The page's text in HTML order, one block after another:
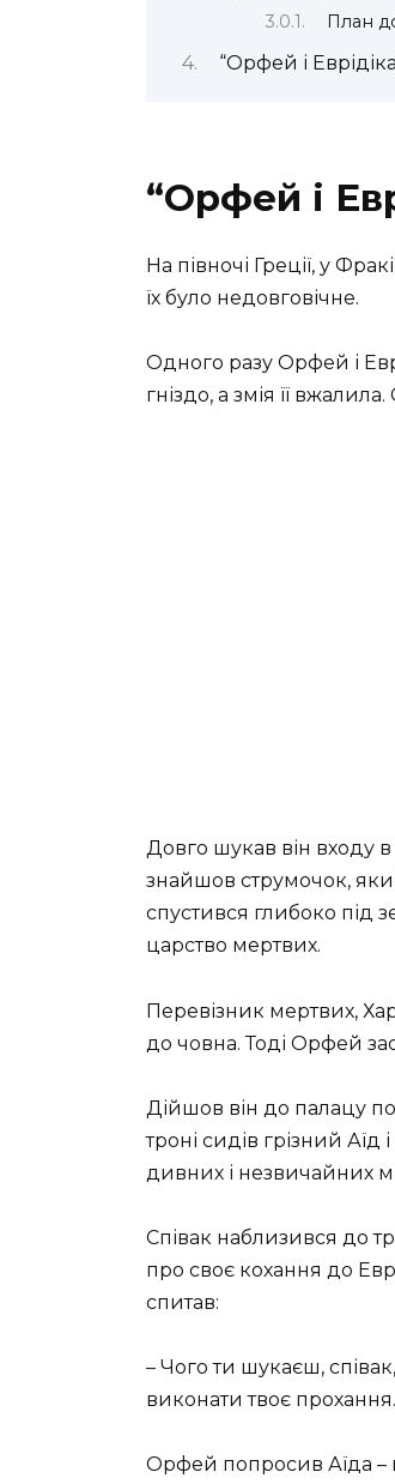
План
“Орфей і
“Орфей і
На півночі Греції, у
їх було недовговічне.
Одного разу Орфей і
гніздо, а змія її
Довго шукав він входу в
знайшов струмочок,
спустився глибоко під
царство мертвих.
Перевізник мертвих,
до човна. Тоді Орфей
Дійшов він до палацу
троні сидів грізний
дивних і незвичайних
Співак наблизився до
про своє кохання до
спитав:
– Чого ти шукаєш,
виконати твоє прохання.
Орфей попросив Аїда –